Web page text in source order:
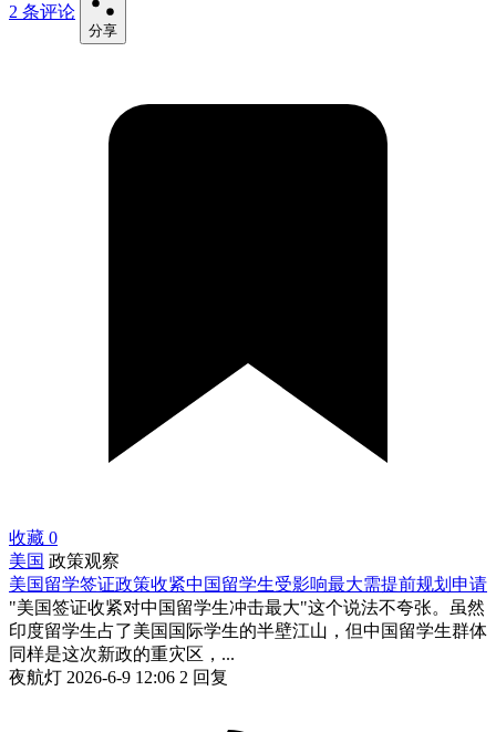
2 条评论
分享
收藏 0
美国 政策观察
美国留学签证政策收紧中国留学生受影响最大需提前规划申请
"美国签证收紧对中国留学生冲击最大"这个说法不夸张。虽然
印度留学生占了美国国际学生的半壁江山，但中国留学生群体
同样是这次新政的重灾区，...
夜航灯 2026-6-9 12:06 2 回复